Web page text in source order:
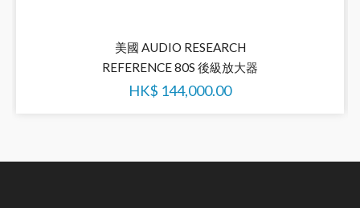
美國 AUDIO RESEARCH
REFERENCE 80S 後級放大器
HK$ 144,000.00